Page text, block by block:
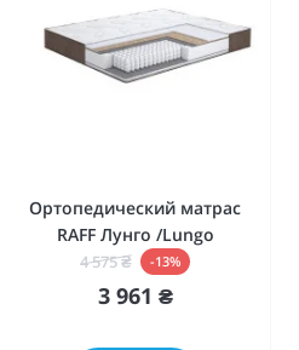
Ортопедический матрас
RAFF Лунго /Lungo
4 575 ₴ -13%
3 961 ₴